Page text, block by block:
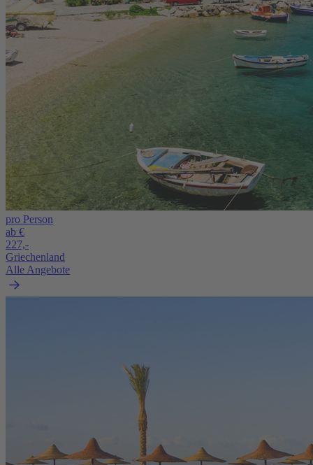
pro Person
ab €
227,-
Griechenland
Alle Angebote